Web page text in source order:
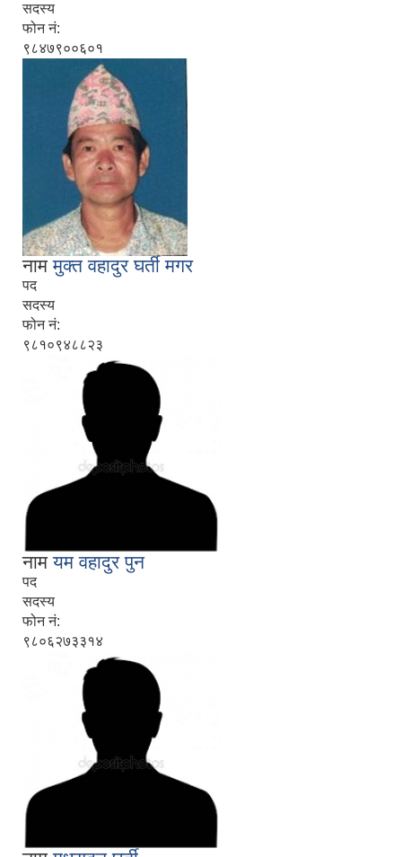
सदस्य
फोन नं:
९८४७९००६०१
नाम मुक्त वहादुर घर्ती मगर
पद
सदस्य
फोन नं:
९८१०९४८८२३
नाम यम वहादुर पुन
पद
सदस्य
फोन नं:
९८०६२७३३१४